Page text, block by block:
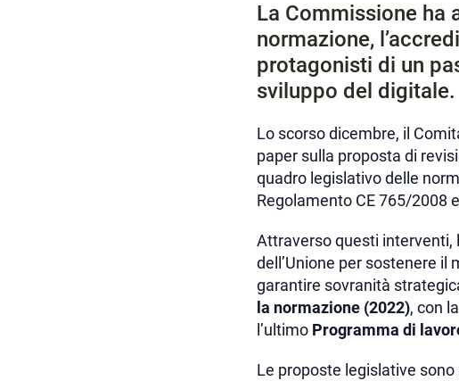
La Commissione ha
normazione,
protagonisti di un
sviluppo del digitale.
Lo scorso dicembre, il
paper sulla proposta di
quadro legislativo delle
Regolamento CE 765/2008
Attraverso questi
dell’Unione per sostenere
garantire sovranità
la normazione (2022), con
l’ultimo Programma di
Le proposte legislative